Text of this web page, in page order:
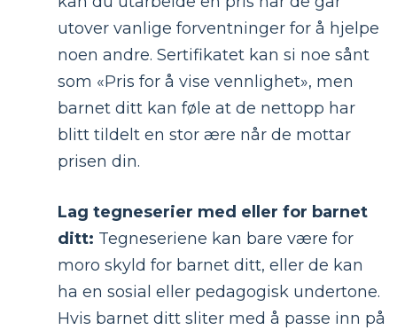
utover vanlige forventninger for å hjelpe
noen andre. Sertifikatet kan si noe sånt
som «Pris for å vise vennlighet», men
barnet ditt kan føle at de nettopp har
blitt tildelt en stor ære når de mottar
prisen din.
Lag tegneserier med eller for barnet
ditt: Tegneseriene kan bare være for
moro skyld for barnet ditt, eller de kan
ha en sosial eller pedagogisk undertone.
Hvis barnet ditt sliter med å passe inn på